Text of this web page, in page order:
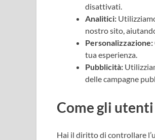
disattivati.
Analitici:
nostro sito,
Personalizzazione:
tua esperienza.
Pubblicità:
delle campagne
Come gli
Hai il diritto di controllare